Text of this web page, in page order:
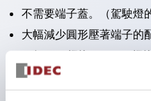
不需要端子蓋。（駕駛燈
大幅減少圓形壓著端子的
一個LED燈泡（LSRD燈
去各顏色分開的LED燈泡